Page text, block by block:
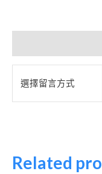
選擇留言方式
Related